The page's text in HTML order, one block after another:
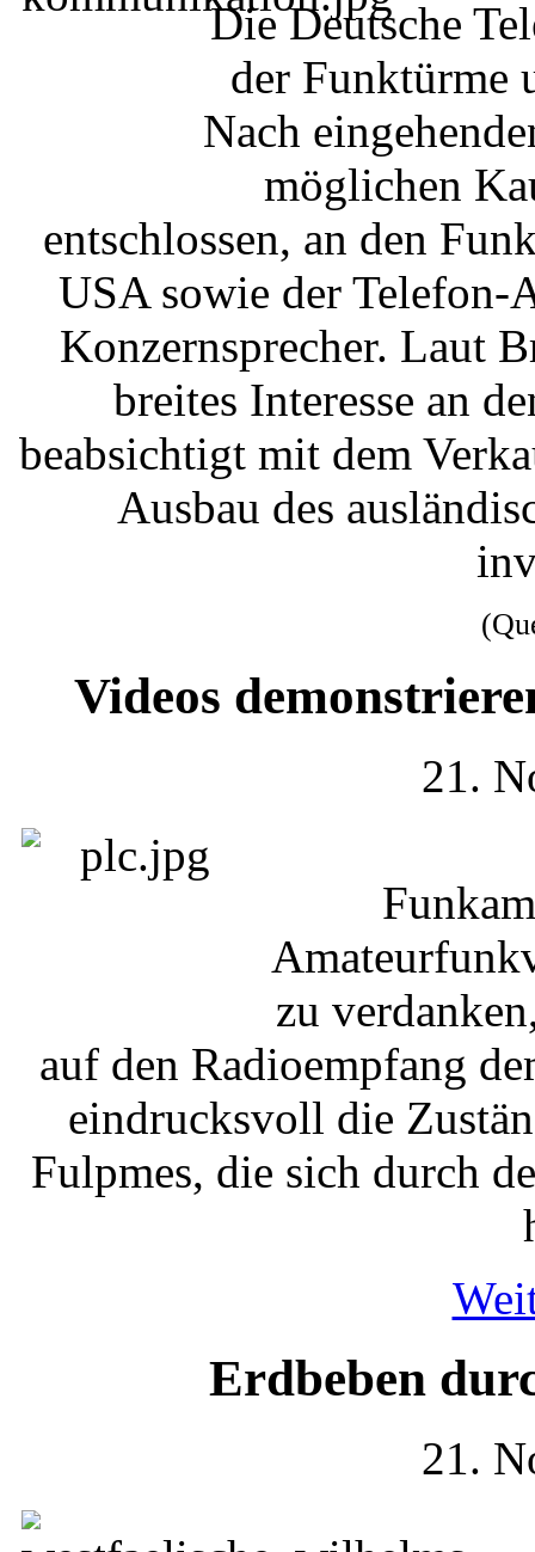
Die Deutsche
der Funktürme
Nach
möglichen
entschlossen, an den
USA sowie der Telefon-
Konzernsprecher. Laut
breites Interesse an
beabsichtigt mit dem
Ausbau des
Videos
21.
zu
auf den Radioempfang
eindrucksvoll die
Fulpmes, die sich durch
Erdbeben
21.